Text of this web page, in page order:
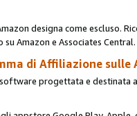
designa come escluso.
Amazon e Associates Central.
di Affiliazione
progettata e